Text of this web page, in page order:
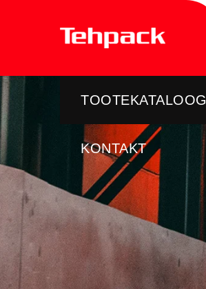
TOOTEKATALOOG
KONTAKT